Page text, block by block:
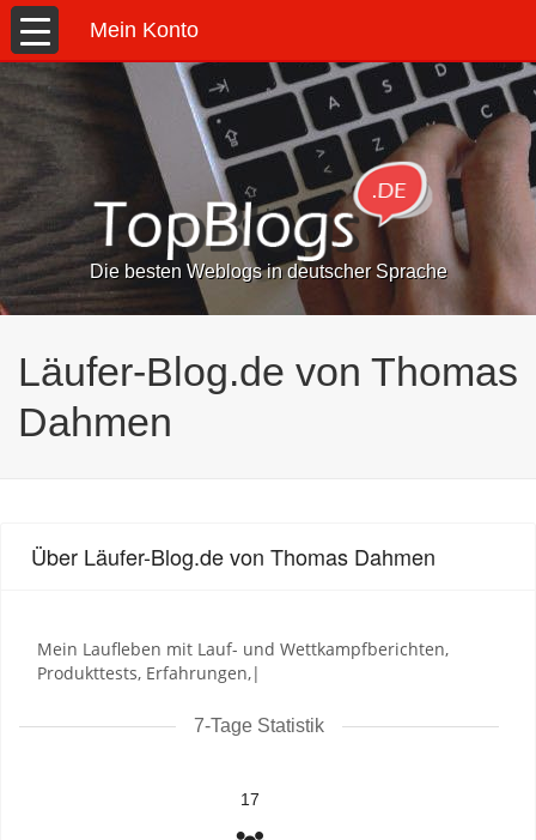
Mein Konto
Die besten Weblogs in deutscher Sprache
Läufer-Blog.de von Thomas
Dahmen
Über Läufer-Blog.de von Thomas Dahmen
Mein Laufleben mit Lauf- und Wettkampfberichten,
Produkttests, Erfahrungen,|
7-Tage Statistik
17